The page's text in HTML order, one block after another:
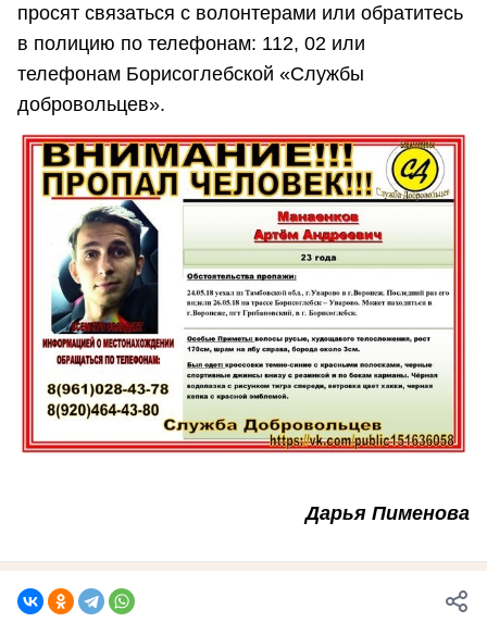
просят связаться с волонтерами или обратитесь
в полицию по телефонам: 112, 02 или
телефонам Борисоглебской «Службы
добровольцев».
Дарья Пименова